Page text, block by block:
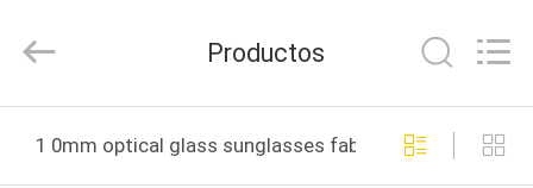
Shadow
Technology
Rights
Productos
1 0mm optical glass sunglasses fabricación en línea